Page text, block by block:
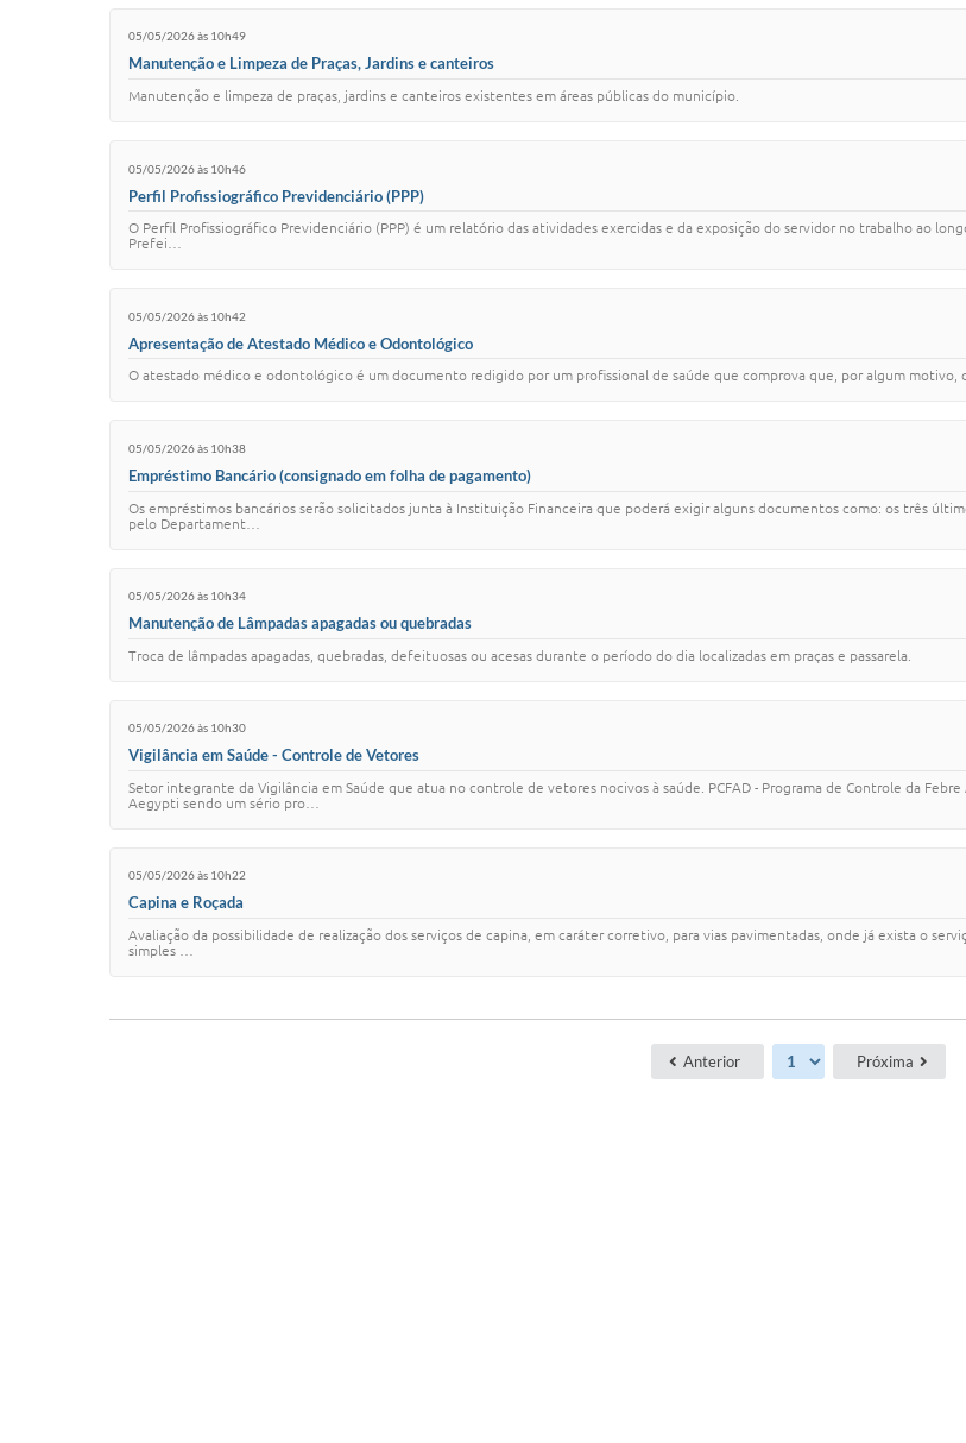
05/05/2026 às 10h49
Manutenção e Limpeza de Praças, Jardins e canteiros
Manutenção e limpeza de praças, jardins e canteiros existentes em áreas públicas do município.
05/05/2026 às 10h46
Perfil Profissiográfico Previdenciário (PPP)
O Perfil Profissiográfico Previdenciário (PPP) é um relatório das atividades exercidas e da exposição do servidor no trabalho ao
Prefei…
05/05/2026 às 10h42
Apresentação de Atestado Médico e Odontológico
O atestado médico e odontológico é um documento redigido por um profissional de saúde que comprova que, por algum
05/05/2026 às 10h38
Empréstimo Bancário (consignado em folha de pagamento)
Os empréstimos bancários serão solicitados junta à Instituição Financeira que poderá exigir alguns documentos como: os três
pelo Departament…
05/05/2026 às 10h34
Manutenção de Lâmpadas apagadas ou quebradas
Troca de lâmpadas apagadas, quebradas, defeituosas ou acesas durante o período do dia localizadas em praças e passarela.
05/05/2026 às 10h30
Vigilância em Saúde - Controle de Vetores
Setor integrante da Vigilância em Saúde que atua no controle de vetores nocivos à saúde. PCFAD - Programa de Controle da
Aegypti sendo um sério pro…
05/05/2026 às 10h22
Capina e Roçada
Avaliação da possibilidade de realização dos serviços de capina, em caráter corretivo, para vias pavimentadas, onde já exista o
simples …
Anterior Próxima